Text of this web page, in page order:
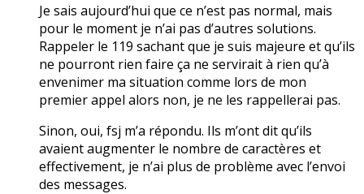
Je sais aujourd’hui que ce n’est pas normal, mais
pour le moment je n’ai pas d’autres solutions.
Rappeler le 119 sachant que je suis majeure et qu’ils
ne pourront rien faire ça ne servirait à rien qu’à
envenimer ma situation comme lors de mon
premier appel alors non, je ne les rappellerai pas.
Sinon, oui, fsj m’a répondu. Ils m’ont dit qu’ils
avaient augmenter le nombre de caractères et
effectivement, je n’ai plus de problème avec l’envoi
des messages.